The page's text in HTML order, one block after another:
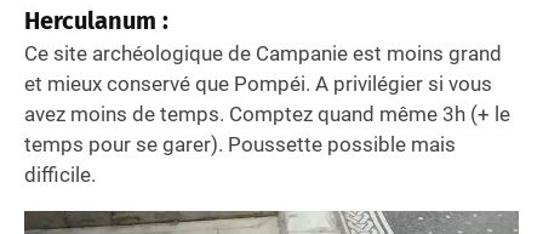
Herculanum :
Ce site archéologique de Campanie est moins grand
et mieux conservé que Pompéi. A privilégier si vous
avez moins de temps. Comptez quand même 3h (+ le
temps pour se garer). Poussette possible mais
difficile.